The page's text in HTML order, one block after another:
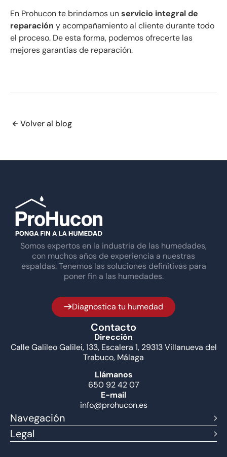
En Prohucon te brindamos unservicio integral de
reparación y acompañamiento al cliente durante todo
el proceso. De esta forma, podemos ofrecerte las
mejores garantías de reparación.
Volver al blog
Somos expertos en la industria de las humedades,
con muchos años de experiencia a nuestras
espaldas. Tenemos las soluciones definitivas para
poner fin a las humedades.
Diagnostica tu humedad
Contacto
Dirección
Calle Galileo Galilei, 133, Escalera 1, 29313 Villanueva del
Trabuco, Málaga
Llámanos
650 92 42 07
E-mail
info@prohucon.es
Navegación
Legal